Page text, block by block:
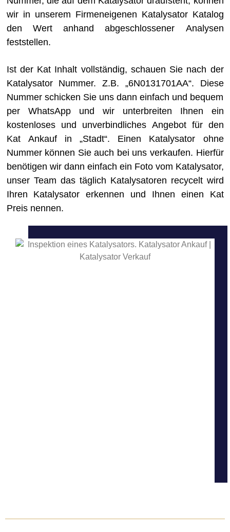
wir in unserem Firmeneigenen Katalysator Katalog
den Wert anhand abgeschlossener Analysen
feststellen.
Ist der Kat Inhalt vollständig, schauen Sie nach der
Katalysator Nummer. Z.B. „6N0131701AA“. Diese
Nummer schicken Sie uns dann einfach und bequem
per WhatsApp und wir unterbreiten Ihnen ein
kostenloses und unverbindliches Angebot für den
Kat Ankauf in „Stadt“. Einen Katalysator ohne
Nummer können Sie auch bei uns verkaufen. Hierfür
benötigen wir dann einfach ein Foto vom Katalysator,
unser Team das täglich Katalysatoren recycelt wird
Ihren Katalysator erkennen und Ihnen einen Kat
Preis nennen.